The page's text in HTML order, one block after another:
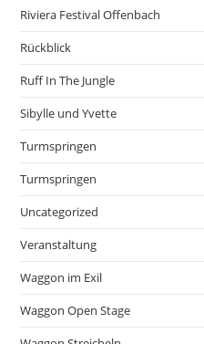
Riviera Festival Offenbach
Rückblick
Ruff In The Jungle
Sibylle und Yvette
Turmspringen
Turmspringen
Uncategorized
Veranstaltung
Waggon im Exil
Waggon Open Stage